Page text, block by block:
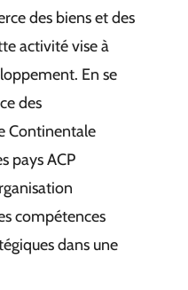
des biens et des
activité vise à
En se
des
Continentale
pays ACP
compétences
dans une